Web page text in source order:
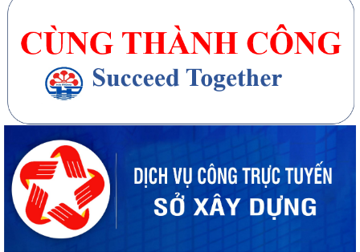
20 căn nhà ở thấp tầng tại Khu dân cư Hồng Phong đủ điều kiện đưa
vào kinh doanh - Văn bản số...
270 căn nhà ở thấp tầng tại Dự án Khu đô thị mới phường Thủy
Nguyên đủ điều kiện đưa vào kinh doanh...